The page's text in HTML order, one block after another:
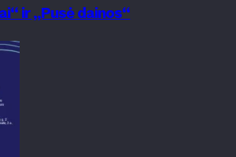
ir „Pusė dainos“